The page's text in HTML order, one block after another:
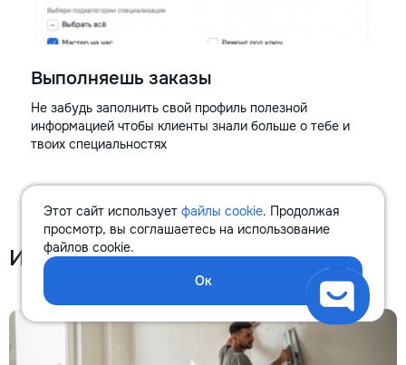
Выполняешь заказы
Не забудь заполнить свой профиль полезной
информацией чтобы клиенты знали больше о тебе и
твоих специальностях
Интересное в блоге
Этот сайт использует файлы cookie. Продолжая
просмотр, вы соглашаетесь на использование
файлов cookie.
Ок